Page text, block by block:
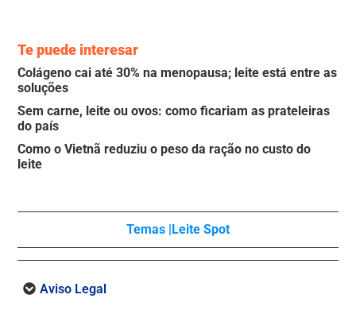
Te puede interesar
Colágeno cai até 30% na menopausa; leite está entre as
soluções
Sem carne, leite ou ovos: como ficariam as prateleiras
do país
Como o Vietnã reduziu o peso da ração no custo do
leite
Temas | Leite Spot
Aviso Legal